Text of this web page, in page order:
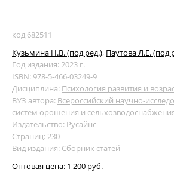
код 682511
Кузьмина Н.В. (под ред.), Паутова Л.Е. (под
Год издания: 2023 г.
ISBN: 978-5-466-03249-9
Дисциплина: Психология развития и
ВУЗ автора: Всероссийский научно-
систем орошения и
Издательство: Русайнс
Страниц: 230
Вид издания: Сборник статей
Оптовая цена: 1 200 руб.